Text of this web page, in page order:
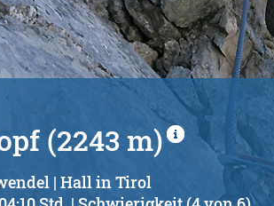
(2243 m)
| Hall in Tirol